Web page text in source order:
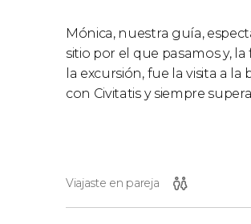
Mónica, nuestra guía,
sitio por el que pasamos y,
la excursión, fue la visita a
con Civitatis y siempre
Viajaste en pareja